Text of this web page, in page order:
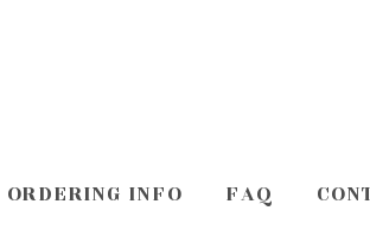
ORDERING INFO FAQ